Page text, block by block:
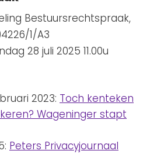
Bestuursrechtspraak,
1/A3
28 juli 2025 11.00u
2023: Toch kenteken
Wageninger stapt
Peters Privacyjournaal